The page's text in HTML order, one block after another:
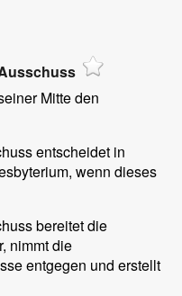
Mitte den
entscheidet in
wenn dieses
bereitet die
nimmt die
entgegen und erstellt